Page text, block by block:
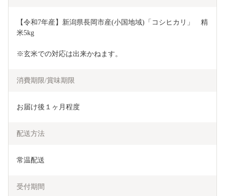
【令和7年産】新潟県長岡市産(小国地域)「コシヒカリ」　精
米5kg
※玄米での対応は出来かねます。
消費期限/賞味期限
お届け後１ヶ月程度
配送方法
常温配送
受付期間